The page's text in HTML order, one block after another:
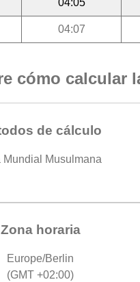
04:05
04:07
cómo calcular
de cálculo
Mundial Musulmana
Zona horaria
Europe/Berlin
(GMT +02:00)